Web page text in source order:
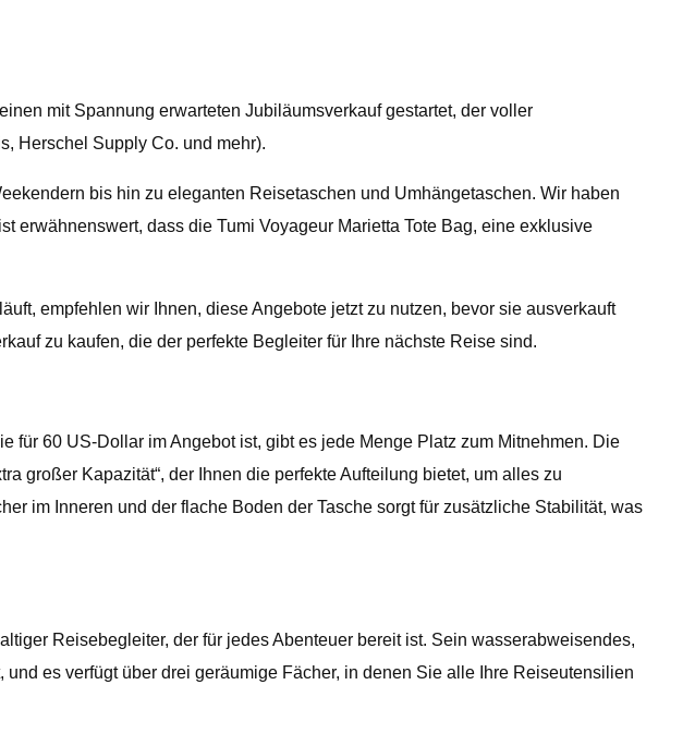
mit Spannung erwarteten Jubiläumsverkauf gestartet, der voller
Herschel Supply Co. und mehr).
bis hin zu eleganten Reisetaschen und Umhängetaschen. Wir haben
erwähnenswert, dass die Tumi Voyageur Marietta Tote Bag, eine exklusive
empfehlen wir Ihnen, diese Angebote jetzt zu nutzen, bevor sie ausverkauft
zu kaufen, die der perfekte Begleiter für Ihre nächste Reise sind.
60 US-Dollar im Angebot ist, gibt es jede Menge Platz zum Mitnehmen. Die
großer Kapazität“, der Ihnen die perfekte Aufteilung bietet, um alles zu
im Inneren und der flache Boden der Tasche sorgt für zusätzliche Stabilität, was
Reisebegleiter, der für jedes Abenteuer bereit ist. Sein wasserabweisendes,
es verfügt über drei geräumige Fächer, in denen Sie alle Ihre Reiseutensilien